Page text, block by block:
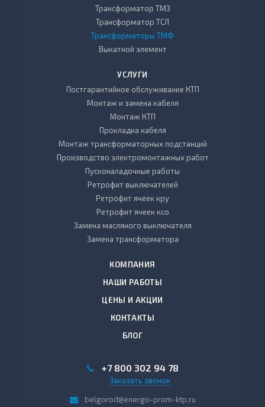
Трансформатор ТМЗ
Трансформатор ТСЛ
Трансформаторы ТМФ
Выкатной элемент
УСЛУГИ
Постгарантийное обслуживание КТП
Монтаж и замена кабеля
Монтаж КТП
Прокладка кабеля
Монтаж трансформаторных подстанций
Производство электромонтажных работ
Пусконаладочные работы
Ретрофит выключателей
Ретрофит ячеек кру
Ретрофит ячеек ксо
Замена масляного выключателя
Замена трансформатора
КОМПАНИЯ
НАШИ РАБОТЫ
ЦЕНЫ И АКЦИИ
КОНТАКТЫ
БЛОГ
+7 800 302 94 78
Заказать звонок
belgorod@energo-prom-ktp.ru